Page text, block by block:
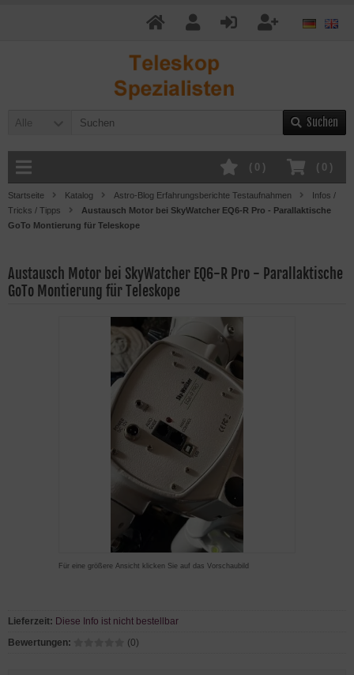
Alle Suchen
( 0 )
( 0 )
Startseite Katalog Astro-Blog Erfahrungsberichte Testaufnahmen
Infos /
Tricks / Tipps
Austausch Motor bei SkyWatcher EQ6-R Pro - Parallaktische
GoTo Montierung für Teleskope
Austausch Motor bei SkyWatcher EQ6-R Pro - Parallaktische
GoTo Montierung für Teleskope
Für eine größere Ansicht klicken Sie auf das Vorschaubild
Lieferzeit: Diese Info ist nicht bestellbar
Bewertungen:
(0)